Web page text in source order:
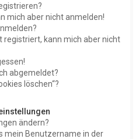
mich aber nicht anmelden!
registriert, kann mich aber nicht
abgemeldet?
löschen“?
ändern?
mein Benutzername in der